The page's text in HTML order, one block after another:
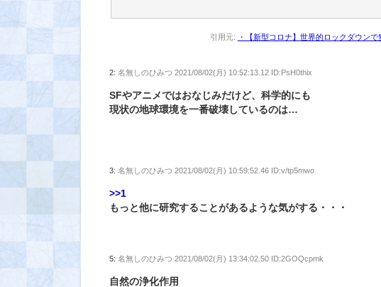
引用元: ・【新型コロナ】世界的ロックダウン
2:名無しのひみつ 2021/08/02(月) 10:52:13.12 ID:PsH0thix
SFやアニメではおなじみだけど、科学的にも
現状の地球環境を一番破壊しているのは…
3:名無しのひみつ 2021/08/02(月) 10:59:52.46 ID:v/tp5mwo
>>1
もっと他に研究することがあるような気がする・・・
5:名無しのひみつ 2021/08/02(月) 13:34:02.50 ID:2GOQcpmk
自然の浄化作用